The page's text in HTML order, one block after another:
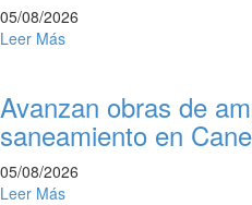
05/08/2026
Leer Más
Avanzan obras de
saneamiento en
05/08/2026
Leer Más